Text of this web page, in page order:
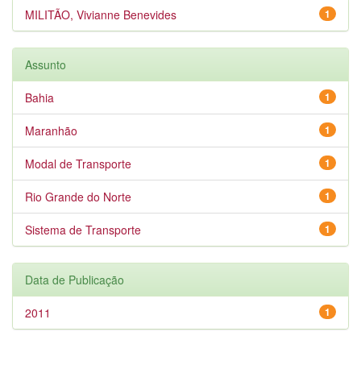
1
MILITÃO, Vivianne Benevides
Assunto
1
Bahia
1
Maranhão
1
Modal de Transporte
1
Rio Grande do Norte
1
Sistema de Transporte
Data de Publicação
1
2011